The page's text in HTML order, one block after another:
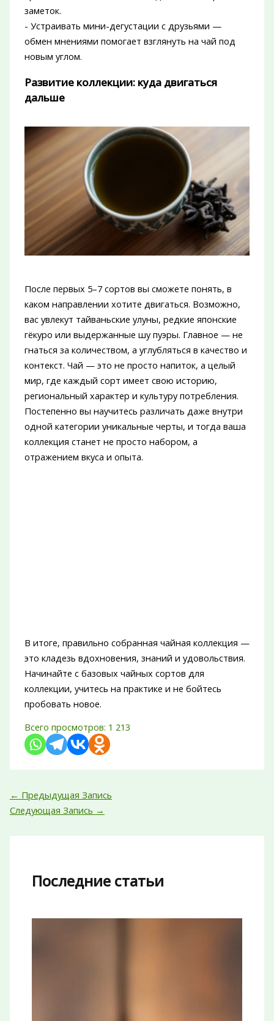
заметок.
- Устраивать мини-дегустации с друзьями —
обмен мнениями помогает взглянуть на чай под
новым углом.
Развитие коллекции: куда двигаться
дальше
После первых 5–7 сортов вы сможете понять, в
каком направлении хотите двигаться. Возможно,
вас увлекут тайваньские улуны, редкие японские
гёкуро или выдержанные шу пуэры. Главное — не
гнаться за количеством, а углубляться в качество и
контекст. Чай — это не просто напиток, а целый
мир, где каждый сорт имеет свою историю,
региональный характер и культуру потребления.
Постепенно вы научитесь различать даже внутри
одной категории уникальные черты, и тогда ваша
коллекция станет не просто набором, а
отражением вкуса и опыта.
В итоге, правильно собранная чайная коллекция —
это кладезь вдохновения, знаний и удовольствия.
Начинайте с базовых чайных сортов для
коллекции, учитесь на практике и не бойтесь
пробовать новое.
Всего просмотров: 1 213
← Предыдущая Запись
Следующая Запись →
Последние статьи